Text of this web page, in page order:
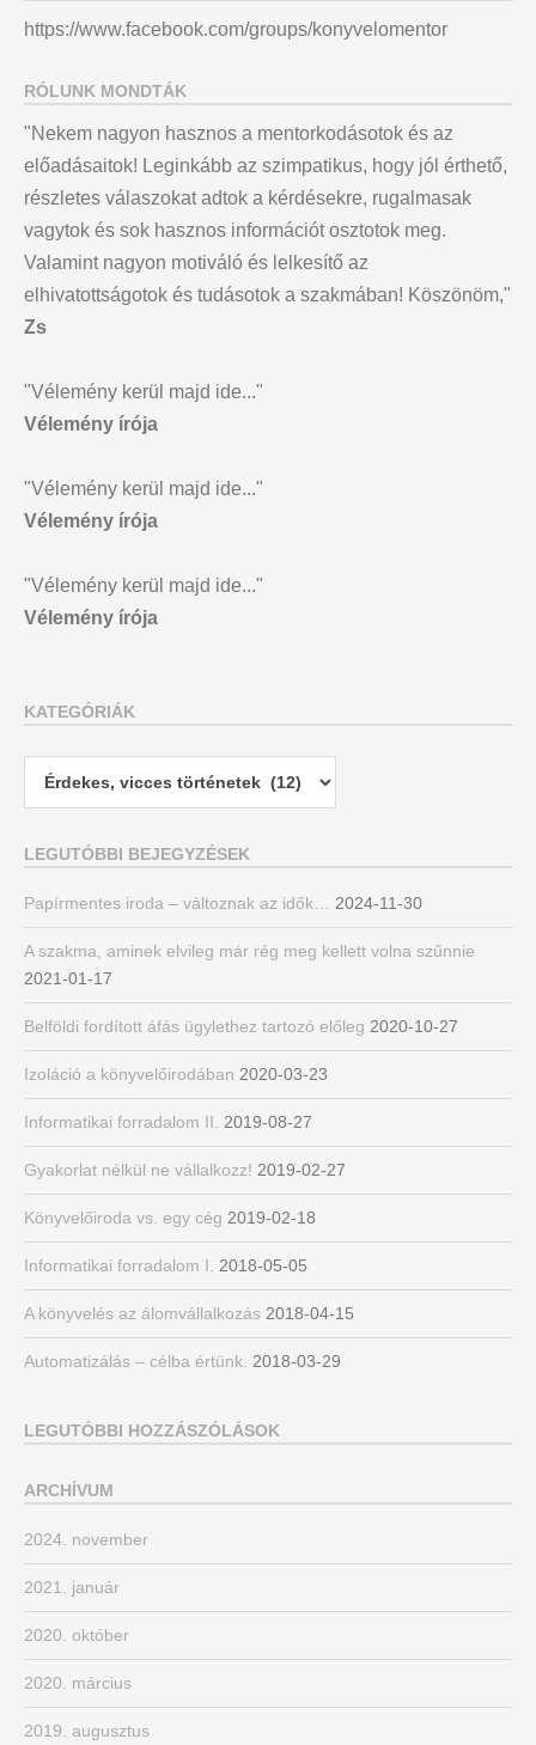
https://www.facebook.com/groups/konyvelomentor
RÓLUNK MONDTÁK
"Nekem nagyon hasznos a mentorkodásotok és az
előadásaitok! Leginkább az szimpatikus, hogy jól érthető,
részletes válaszokat adtok a kérdésekre, rugalmasak
vagytok és sok hasznos információt osztotok meg.
Valamint nagyon motiváló és lelkesítő az
elhivatottságotok és tudásotok a szakmában! Köszönöm,"
Zs
"Vélemény kerül majd ide..."
Vélemény írója
"Vélemény kerül majd ide..."
Vélemény írója
"Vélemény kerül majd ide..."
Vélemény írója
KATEGÓRIÁK
Kategóriák
LEGUTÓBBI BEJEGYZÉSEK
Papírmentes iroda – változnak az idők… 2024-11-30
A szakma, aminek elvileg már rég meg kellett volna szűnnie
2021-01-17
Belföldi fordított áfás ügylethez tartozó előleg 2020-10-27
Izoláció a könyvelőirodában 2020-03-23
Informatikai forradalom II. 2019-08-27
Gyakorlat nélkül ne vállalkozz! 2019-02-27
Könyvelőiroda vs. egy cég 2019-02-18
Informatikai forradalom I. 2018-05-05
A könyvelés az álomvállalkozás 2018-04-15
Automatizálás – célba értünk. 2018-03-29
LEGUTÓBBI HOZZÁSZÓLÁSOK
ARCHÍVUM
2024. november
2021. január
2020. október
2020. március
2019. augusztus